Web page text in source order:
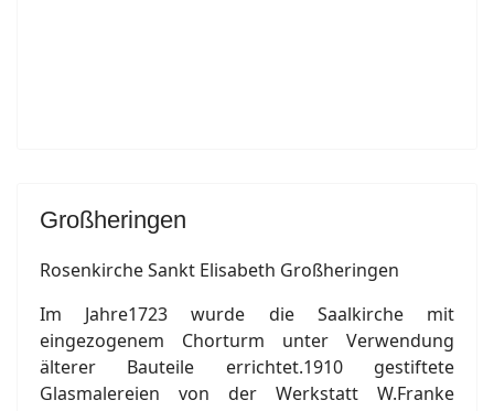
Großheringen
Rosenkirche Sankt Elisabeth Großheringen
Im Jahre1723 wurde die Saalkirche mit
eingezogenem Chorturm unter Verwendung
älterer Bauteile errichtet.1910 gestiftete
Glasmalereien von der Werkstatt W.Franke